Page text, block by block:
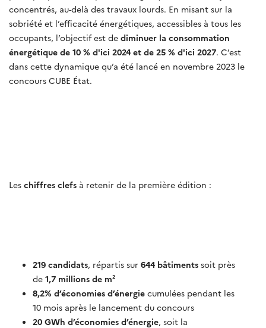
concentrés, au-delà des travaux lourds. En misant sur la
sobriété et l’efficacité énergétiques, accessibles à tous les
occupants, l’objectif est de diminuer la consommation
énergétique de 10 % d'ici 2024 et de 25 % d'ici 2027. C’est
dans cette dynamique qu’a été lancé en novembre 2023 le
concours CUBE État.
Les chiffres clefs à retenir de la première édition :
219 candidats, répartis sur 644 bâtiments soit près
de 1,7 millions de m²
8,2% d’économies d’énergie cumulées pendant les
10 mois après le lancement du concours
20 GWh d’économies d’énergie, soit la